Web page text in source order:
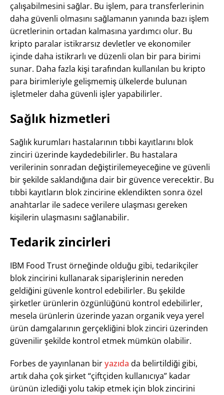
çalışabilmesini sağlar. Bu işlem, para transferlerinin
daha güvenli olmasını sağlamanın yanında bazı işlem
ücretlerinin ortadan kalmasına yardımcı olur. Bu
kripto paralar istikrarsız devletler ve ekonomiler
içinde daha istikrarlı ve düzenli olan bir para birimi
sunar. Daha fazla kişi tarafından kullanılan bu kripto
para birimleriyle gelişmemiş ülkelerde bulunan
işletmeler daha güvenli işler yapabilirler.
Sağlık hizmetleri
Sağlık kurumları hastalarının tıbbi kayıtlarını blok
zinciri üzerinde kaydedebilirler. Bu hastalara
verilerinin sonradan değiştirilemeyeceğine ve güvenli
bir şekilde saklandığına dair bir güvence verecektir. Bu
tıbbi kayıtların blok zincirine eklendikten sonra özel
anahtarlar ile sadece verilere ulaşması gereken
kişilerin ulaşmasını sağlanabilir.
Tedarik zincirleri
IBM Food Trust örneğinde olduğu gibi, tedarikçiler
blok zincirini kullanarak siparişlerinin nereden
geldiğini güvenle kontrol edebilirler. Bu şekilde
şirketler ürünlerin özgünlüğünü kontrol edebilirler,
mesela ürünlerin üzerinde yazan organik veya yerel
ürün damgalarının gerçekliğini blok zinciri üzerinden
güvenilir şekilde kontrol etmek mümkün olabilir.
Forbes de yayınlanan biryazıda da belirtildiği gibi,
artık daha çok şirket “çiftçiden kullanıcıya” kadar
ürünün izlediği yolu takip etmek için blok zincirini